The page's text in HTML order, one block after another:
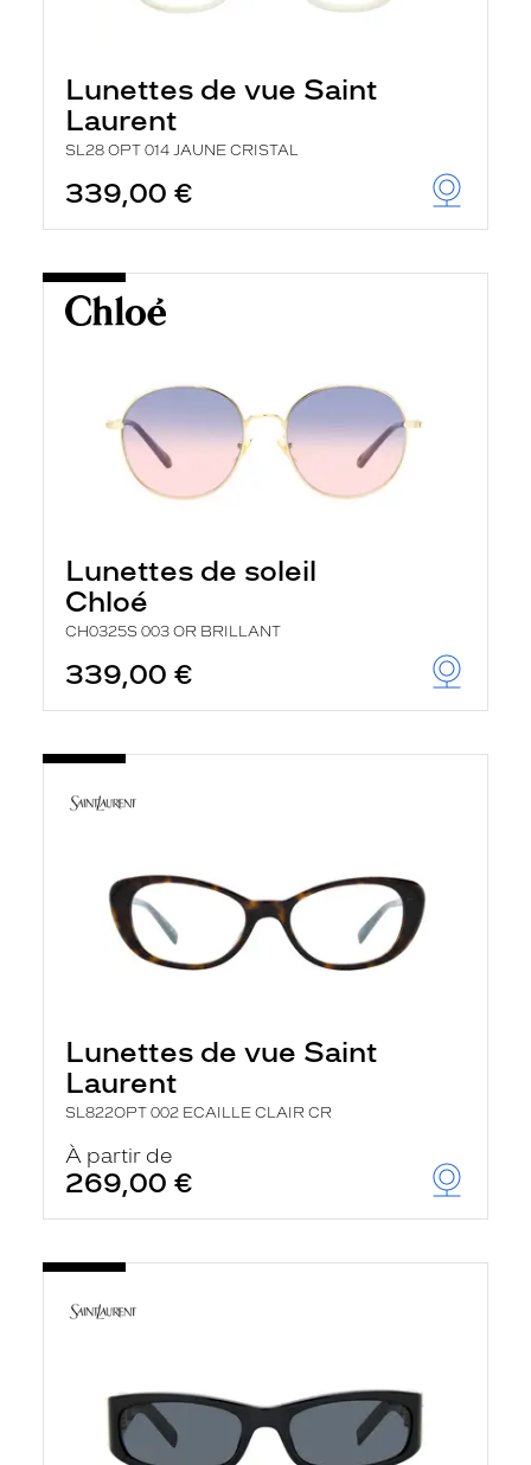
Lunettes de vue Saint
Laurent
SL28 OPT 014 JAUNE CRISTAL
339,00 €
Lunettes de soleil
Chloé
CH0325S 003 OR BRILLANT
339,00 €
Lunettes de vue Saint
Laurent
SL822OPT 002 ECAILLE CLAIR CR
À partir de
269,00 €